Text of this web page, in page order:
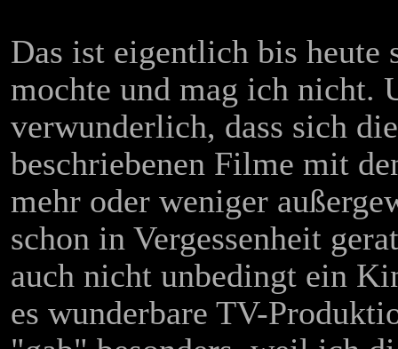
Das ist eigentlich bis heute
mochte und mag ich nicht.
verwunderlich, dass sich
beschriebenen Filme mit
mehr oder weniger
schon in Vergessenheit
auch nicht unbedingt ein
es wunderbare TV-